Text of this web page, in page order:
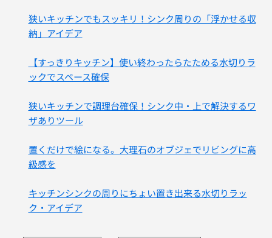
狭いキッチンでもスッキリ！シンク周りの「浮かせる収
納」アイデア
【すっきりキッチン】使い終わったらたためる水切りラ
ックでスペース確保
狭いキッチンで調理台確保！シンク中・上で解決するワ
ザありツール
置くだけで絵になる。大理石のオブジェでリビングに高
級感を
キッチンシンクの周りにちょい置き出来る水切りラッ
ク・アイデア